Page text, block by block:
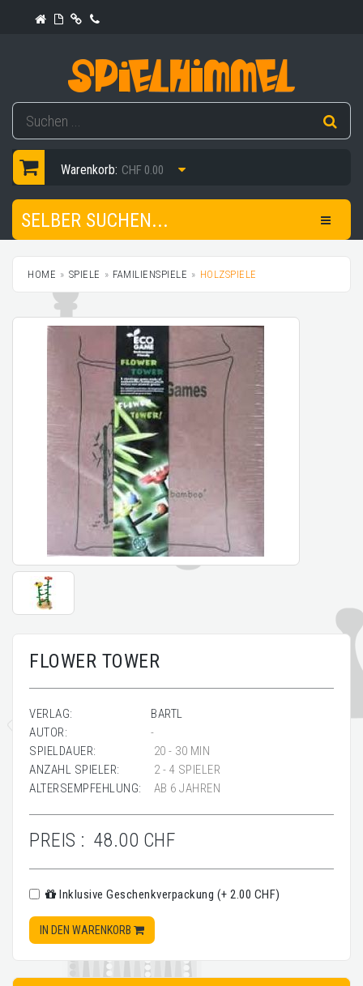
Warenkorb: CHF 0.00
SELBER SUCHEN...
HOME SPIELE FAMILIENSPIELE HOLZSPIELE
FLOWER TOWER
VERLAG:
BARTL
AUTOR:
-
SPIELDAUER:
20 - 30 MIN
ANZAHL SPIELER:
2 - 4 SPIELER
ALTERSEMPFEHLUNG:
AB 6 JAHREN
PREIS : 48.00 CHF
Inklusive Geschenkverpackung (+ 2.00 CHF)
IN DEN WARENKORB